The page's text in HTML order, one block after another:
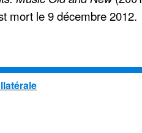
mort le 9 décembre 2012.